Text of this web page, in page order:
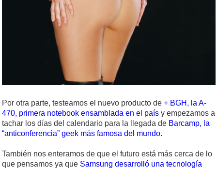
Por otra parte, testeamos el nuevo producto de + BGH, la A-
470, primera notebook ensamblada en el país y empezamos a
tachar los días del calendario para la llegada de Barcamp, la
“anticonferencia” geek más famosa del mundo.
También nos enteramos de que el futuro está más cerca de lo
que pensamos ya que Samsung desarrolló una tecnología